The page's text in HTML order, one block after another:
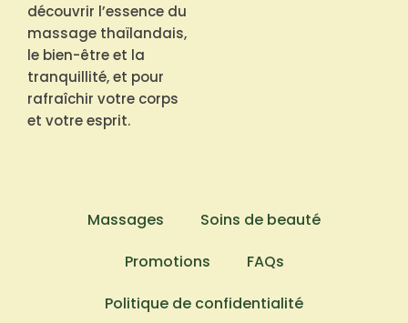
découvrir l’essence du
massage thaïlandais,
le bien-être et la
tranquillité, et pour
rafraîchir votre corps
et votre esprit.
Massages
Soins de beauté
Promotions
FAQs
Politique de confidentialité